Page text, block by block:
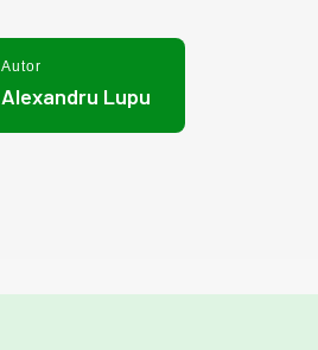
Autor
Alexandru Lupu